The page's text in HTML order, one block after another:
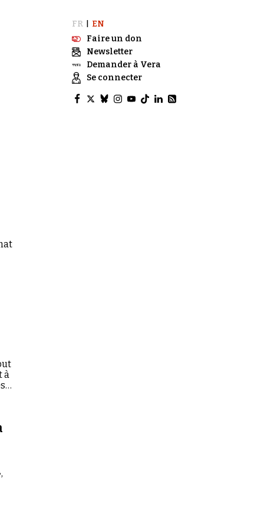
FR
EN
Faire un don
Newsletter
Demander à Vera
Se connecter
à